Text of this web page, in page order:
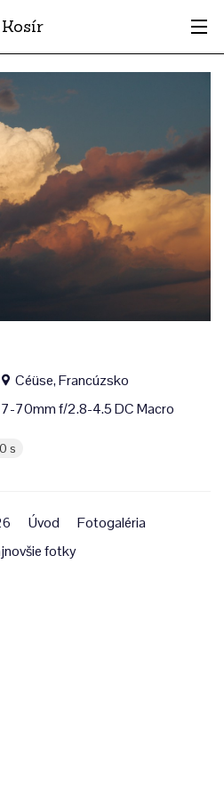
Céüse, Francúzsko
70mm f/2.8-4.5 DC Macro
s
Úvod
Fotogaléria
fotky